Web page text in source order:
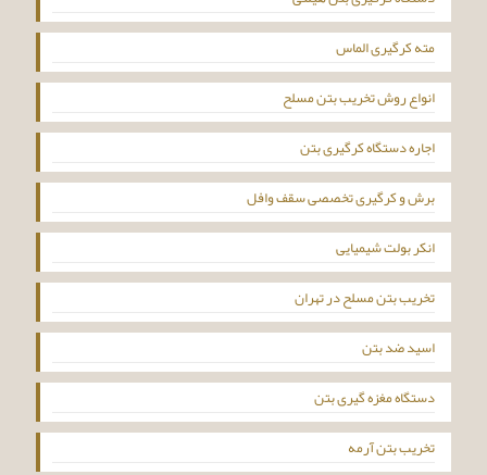
مته کرگیری الماس
انواع روش تخریب بتن مسلح
اجاره دستگاه کرگیری بتن
برش و کرگیری تخصصی سقف وافل
انکر بولت شیمیایی
تخریب بتن مسلح در تهران
اسید ضد بتن
دستگاه مغزه گیری بتن
تخریب بتن آرمه